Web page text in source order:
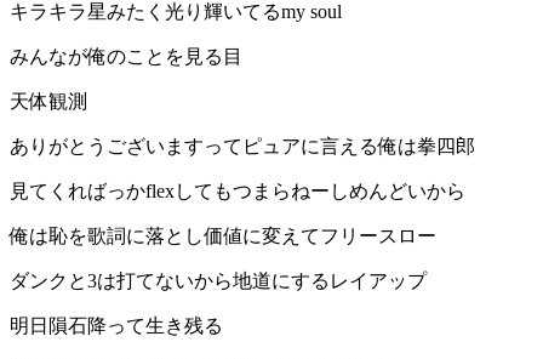
キラキラ星みたく光り輝いてるmy soul
みんなが俺のことを見る目
天体観測️
ありがとうございますってピュアに言える俺は拳四郎
見てくればっかflexしてもつまらねーしめんどいから
俺は恥を歌詞に落とし価値に変えてフリースロー
ダンクと3は打てないから地道にするレイアップ
明日隕石降って生き残る